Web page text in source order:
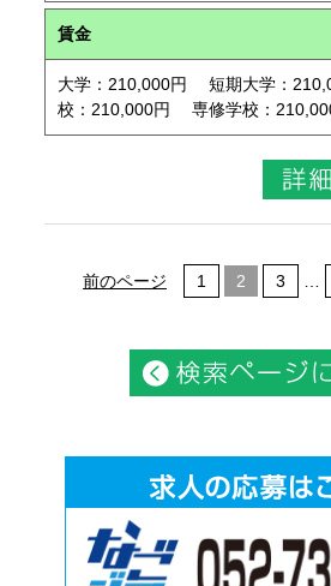
賃金
大学：210,000円 短期大学：
校：210,000円 専修学校：
前のページ 1 2 3